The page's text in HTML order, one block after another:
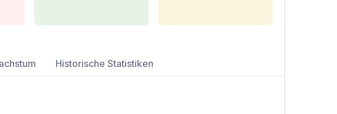
Historische Statistiken